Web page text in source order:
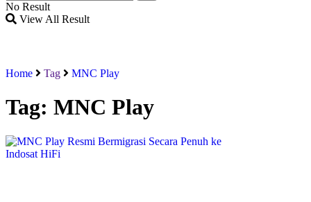
No Result
View All Result
Home Tag MNC Play
Tag: MNC Play